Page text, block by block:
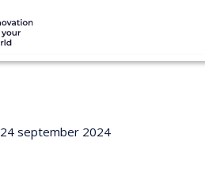
24 september 2024